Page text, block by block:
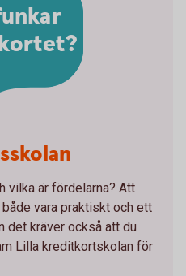
vilka är fördelarna? Att
vara praktiskt och ett
det kräver också att du
Lilla kreditkortskolan för